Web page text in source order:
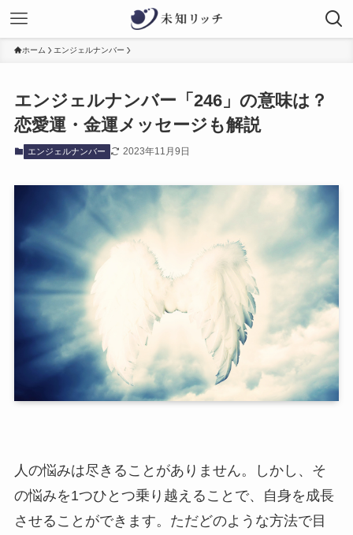
ホーム エンジェルナンバー
エンジェルナンバー「246」の意味は？
恋愛運・金運メッセージも解説
エンジェルナンバー 2023年11月9日
人の悩みは尽きることがありません。しかし、そ
の悩みを1つひとつ乗り越えることで、自身を成長
させることができます。ただどのような方法で目